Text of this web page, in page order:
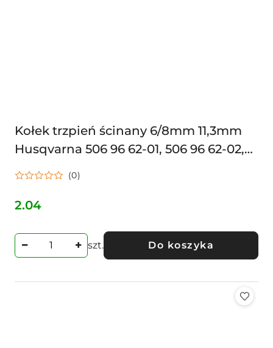
Kołek trzpień ścinany 6/8mm 11,3mm
Husqvarna 506 96 62-01, 506 96 62-02,
506 96 62-01
(0)
Cena:
2.04
szt. Do koszyka